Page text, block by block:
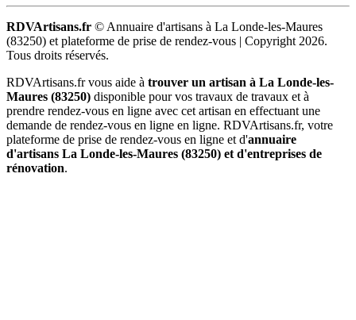
RDVArtisans.fr © Annuaire d'artisans à La Londe-les-Maures
(83250) et plateforme de prise de rendez-vous | Copyright 2026.
Tous droits réservés.
RDVArtisans.fr vous aide à trouver un artisan à La Londe-les-
Maures (83250) disponible pour vos travaux de travaux et à
prendre rendez-vous en ligne avec cet artisan en effectuant une
demande de rendez-vous en ligne en ligne. RDVArtisans.fr, votre
plateforme de prise de rendez-vous en ligne et d'annuaire
d'artisans La Londe-les-Maures (83250) et d'entreprises de
rénovation.